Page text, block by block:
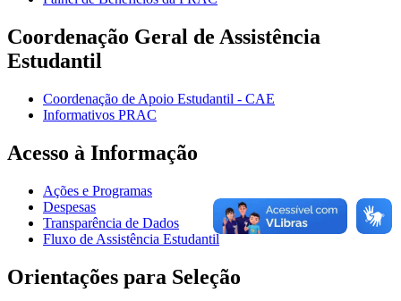
Coordenação Geral de Assistência
Estudantil
Coordenação de Apoio Estudantil - CAE
Informativos PRAC
Acesso à Informação
Ações e Programas
Despesas
Transparência de Dados
Fluxo de Assistência Estudantil
Orientações para Seleção